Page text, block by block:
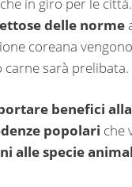
delle norme
coreana
sarà prelibata.
benefici
popolari che
alle specie